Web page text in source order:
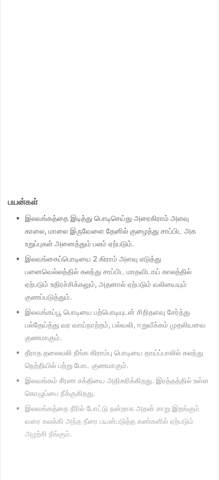
பயன்கள்
இலவங்கத்தை இடித்து பொடிசெய்து அரைகிராம் அளவு
காலை, மாலை இருவேளை தேனில் குழைத்து சாப்பிட அக
உறுப்புகள் அனைத்தும் பலம் ஏற்படும்.
இலவங்கைப்பொடியை 2 கிராம் அளவு எடுத்து
பனைவெல்லத்தில் கலந்து சாப்பிட மாதவிடாய் காலத்தில்
ஏற்படும் உதிரச்சிக்கலும், அதனால் ஏற்படும் வலியையும்
குணப்படுத்தும்.
இலவங்கப்பூ பொடியை பற்பொடியுடன் சிறிதளவு சேர்த்து
பல்தேய்த்து வர வாய்நாற்றம், பல்வலி, ஈறுவீக்கம் முதலியவை
குணமாகும்.
தீராத தலைவலி நீங்க கிராம்பு பொடியை தாய்ப்பாலில் கலந்து
நெற்றியில் பற்று போட குணமாகும்.
இலவங்கம் சீரண சக்தியை அதிகரிக்கிறது. இரத்தத்தில் உள்ள
கொழுப்பை நீக்குகிறது.
இலவங்கத்தை நீரில் போட்டு நன்றாக அதன் சாறு இறங்கும்
வரை கலக்கி அந்த நீரை பயன்படுத்த கண்களில் ஏற்படும்
அழற்சி நீங்கும்.